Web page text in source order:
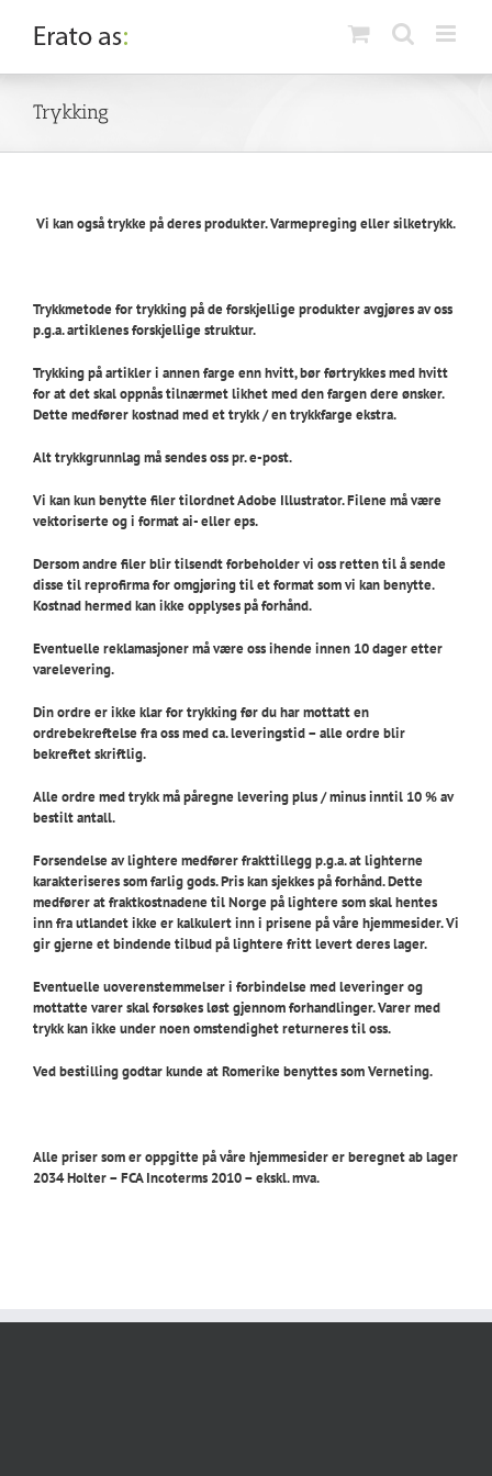
content
Trykking
Vi kan ogsåtrykke på deres produkter. Varmepreging eller silketrykk.
Trykkmetode for trykking på de forskjellige produkter avgjøres av oss
p.g.a. artiklenes forskjellige struktur.
Trykking på artikler i annen farge enn hvitt, bør førtrykkes med hvitt
for at det skal oppnås tilnærmet likhet med den fargen dere ønsker.
Dette medfører kostnad med et trykk / en trykkfarge ekstra.
Alt trykkgrunnlag må sendes oss pr. e-post.
Vi kan kun benytte filer tilordnet Adobe Illustrator. Filene må være
vektoriserte og i format ai- eller eps.
Dersom andre filer blir tilsendt forbeholder vi oss retten til å sende
disse til reprofirma for omgjøring til et format som vi kan benytte.
Kostnad hermed kan ikke opplyses på forhånd.
Eventuelle reklamasjoner må være oss ihende innen 10 dager etter
varelevering.
Din ordre er ikke klar for trykking før du har mottatt en
ordrebekreftelse fra oss med ca. leveringstid – alle ordre blir
bekreftet skriftlig.
Alle ordre med trykk må påregne levering plus / minus inntil 10 % av
bestilt antall.
Forsendelse av lightere medfører frakttillegg p.g.a. at lighterne
karakteriseres som farlig gods. Pris kan sjekkes på forhånd. Dette
medfører at fraktkostnadene til Norge på lightere som skal hentes
inn fra utlandet ikke er kalkulert inn i prisene på våre hjemmesider. Vi
gir gjerne et bindende tilbud på lightere fritt levert deres lager.
Eventuelle uoverenstemmelser i forbindelse med leveringer og
mottatte varer skal forsøkes løst gjennom forhandlinger. Varer med
trykk kan ikke under noen omstendighet returneres til oss.
Ved bestilling godtar kunde at Romerike benyttes som Verneting.
Alle priser som er oppgitte på våre hjemmesider er beregnet ab lager
2034 Holter – FCA Incoterms 2010 – ekskl. mva.